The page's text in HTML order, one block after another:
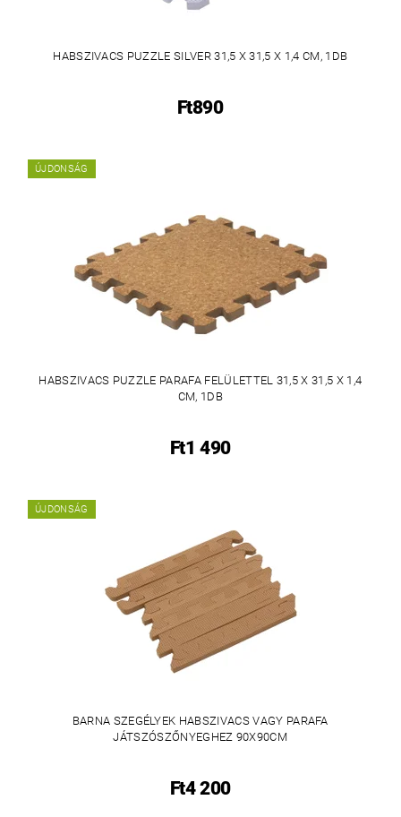
HABSZIVACS PUZZLE SILVER 31,5 X 31,5 X 1,4 CM, 1DB
Ft890
ÚJDONSÁG
HABSZIVACS PUZZLE PARAFA FELÜLETTEL 31,5 X 31,5 X 1,4
CM, 1DB
Ft1 490
ÚJDONSÁG
BARNA SZEGÉLYEK HABSZIVACS VAGY PARAFA
JÁTSZÓSZŐNYEGHEZ 90X90CM
Ft4 200